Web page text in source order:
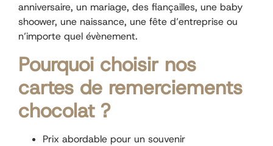
anniversaire, un mariage, des fiançailles, une baby
shoower, une naissance, une fête d’entreprise ou
n’importe quel évènement.
Pourquoi choisir nos
cartes de remerciements
chocolat ?
Prix abordable pour un souvenir